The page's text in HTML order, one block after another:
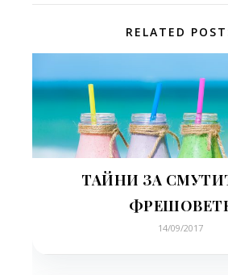
RELATED
ТАЙНИ ЗА
14/09/2017